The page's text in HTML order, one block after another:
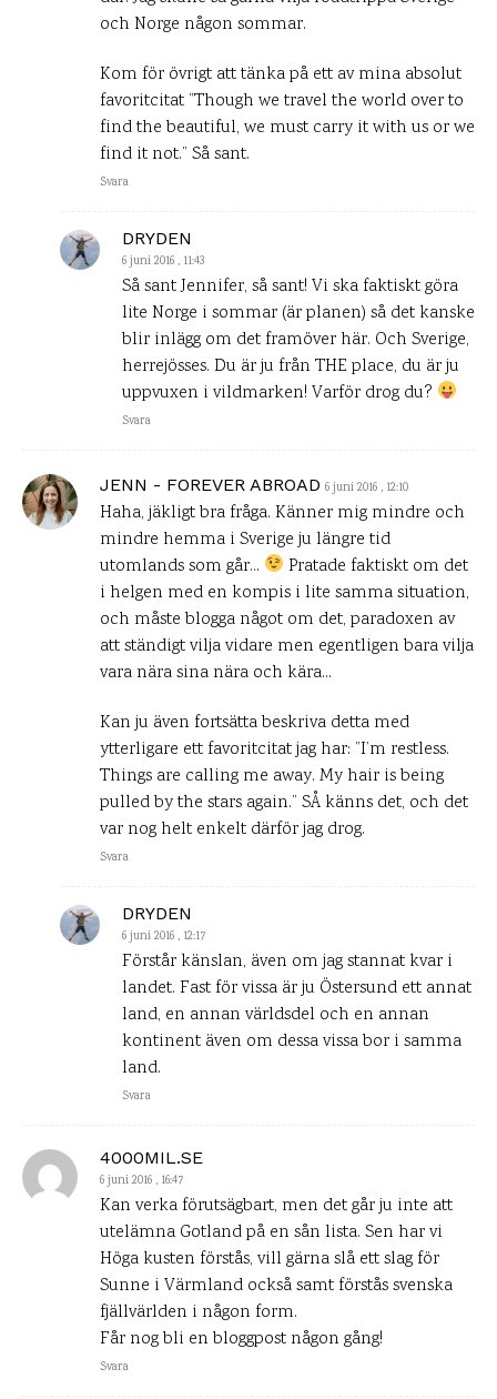
och Norge någon sommar.
Kom för övrigt att tänka på ett av mina absolut
favoritcitat ”Though we travel the world over to
find the beautiful, we must carry it with us or we
find it not.” Så sant.
Svara
DRYDEN
6 juni 2016 , 11:43
Så sant Jennifer, så sant! Vi ska faktiskt göra
lite Norge i sommar (är planen) så det kanske
blir inlägg om det framöver här. Och Sverige,
herrejösses. Du är ju från THE place, du är ju
uppvuxen i vildmarken! Varför drog du?
Svara
JENN - FOREVER ABROAD 6 juni 2016 , 12:10
Haha, jäkligt bra fråga. Känner mig mindre och
mindre hemma i Sverige ju längre tid
utomlands som går…
Pratade faktiskt om det
i helgen med en kompis i lite samma situation,
och måste blogga något om det, paradoxen av
att ständigt vilja vidare men egentligen bara vilja
vara nära sina nära och kära…
Kan ju även fortsätta beskriva detta med
ytterligare ett favoritcitat jag har: ”I’m restless.
Things are calling me away. My hair is being
pulled by the stars again.” SÅ känns det, och det
var nog helt enkelt därför jag drog.
Svara
DRYDEN
6 juni 2016 , 12:17
Förstår känslan, även om jag stannat kvar i
landet. Fast för vissa är ju Östersund ett annat
land, en annan världsdel och en annan
kontinent även om dessa vissa bor i samma
land.
Svara
4000MIL.SE
6 juni 2016 , 16:47
Kan verka förutsägbart, men det går ju inte att
utelämna Gotland på en sån lista. Sen har vi
Höga kusten förstås, vill gärna slå ett slag för
Sunne i Värmland också samt förstås svenska
fjällvärlden i någon form.
Får nog bli en bloggpost någon gång!
Svara